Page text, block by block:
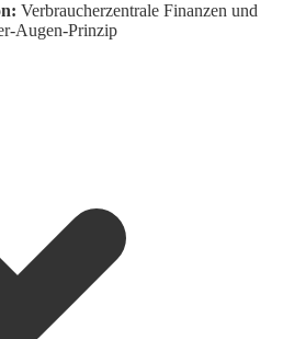
Verbraucherzentrale Finanzen und
Augen-Prinzip